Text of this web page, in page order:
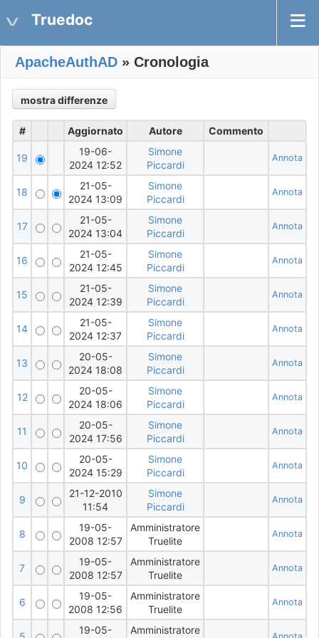
Truedoc
ApacheAuthAD » Cronologia
# Aggiornato Autore Commento
19
19-06-
2024 12:52
Simone
Piccardi
Annota
18
21-05-
2024 13:09
Simone
Piccardi
Annota
17
21-05-
2024 13:04
Simone
Piccardi
Annota
16
21-05-
2024 12:45
Simone
Piccardi
Annota
15
21-05-
2024 12:39
Simone
Piccardi
Annota
14
21-05-
2024 12:37
Simone
Piccardi
Annota
13
20-05-
2024 18:08
Simone
Piccardi
Annota
12
20-05-
2024 18:06
Simone
Piccardi
Annota
11
20-05-
2024 17:56
Simone
Piccardi
Annota
10
20-05-
2024 15:29
Simone
Piccardi
Annota
9
21-12-2010
11:54
Simone
Piccardi
Annota
8
19-05-
2008 12:57
Amministratore
Truelite
Annota
7
19-05-
2008 12:57
Amministratore
Truelite
Annota
6
19-05-
2008 12:56
Amministratore
Truelite
Annota
19-05-
Amministratore